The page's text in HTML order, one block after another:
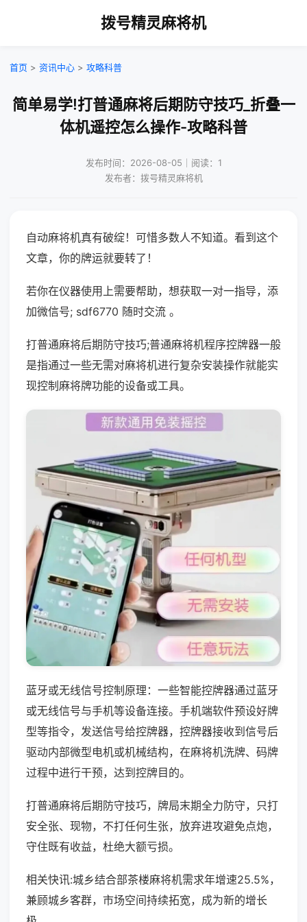
拨号精灵麻将机
首页 > 资讯中心 > 攻略科普
简单易学!打普通麻将后期防守技巧_折叠一
体机遥控怎么操作-攻略科普
发布时间：2026-08-05｜阅读：1
发布者：拨号精灵麻将机
自动麻将机真有破绽！可惜多数人不知道。看到这个
文章，你的牌运就要转了！
若你在仪器使用上需要帮助，想获取一对一指导，添
加微信号; sdf6770 随时交流 。
打普通麻将后期防守技巧;普通麻将机程序控牌器一般
是指通过一些无需对麻将机进行复杂安装操作就能实
现控制麻将牌功能的设备或工具。
蓝牙或无线信号控制原理：一些智能控牌器通过蓝牙
或无线信号与手机等设备连接。手机端软件预设好牌
型等指令，发送信号给控牌器，控牌器接收到信号后
驱动内部微型电机或机械结构，在麻将机洗牌、码牌
过程中进行干预，达到控牌目的。
打普通麻将后期防守技巧，牌局末期全力防守，只打
安全张、现物，不打任何生张，放弃进攻避免点炮，
守住既有收益，杜绝大额亏损。
相关快讯:城乡结合部茶楼麻将机需求年增速25.5%，
兼顾城乡客群，市场空间持续拓宽，成为新的增长